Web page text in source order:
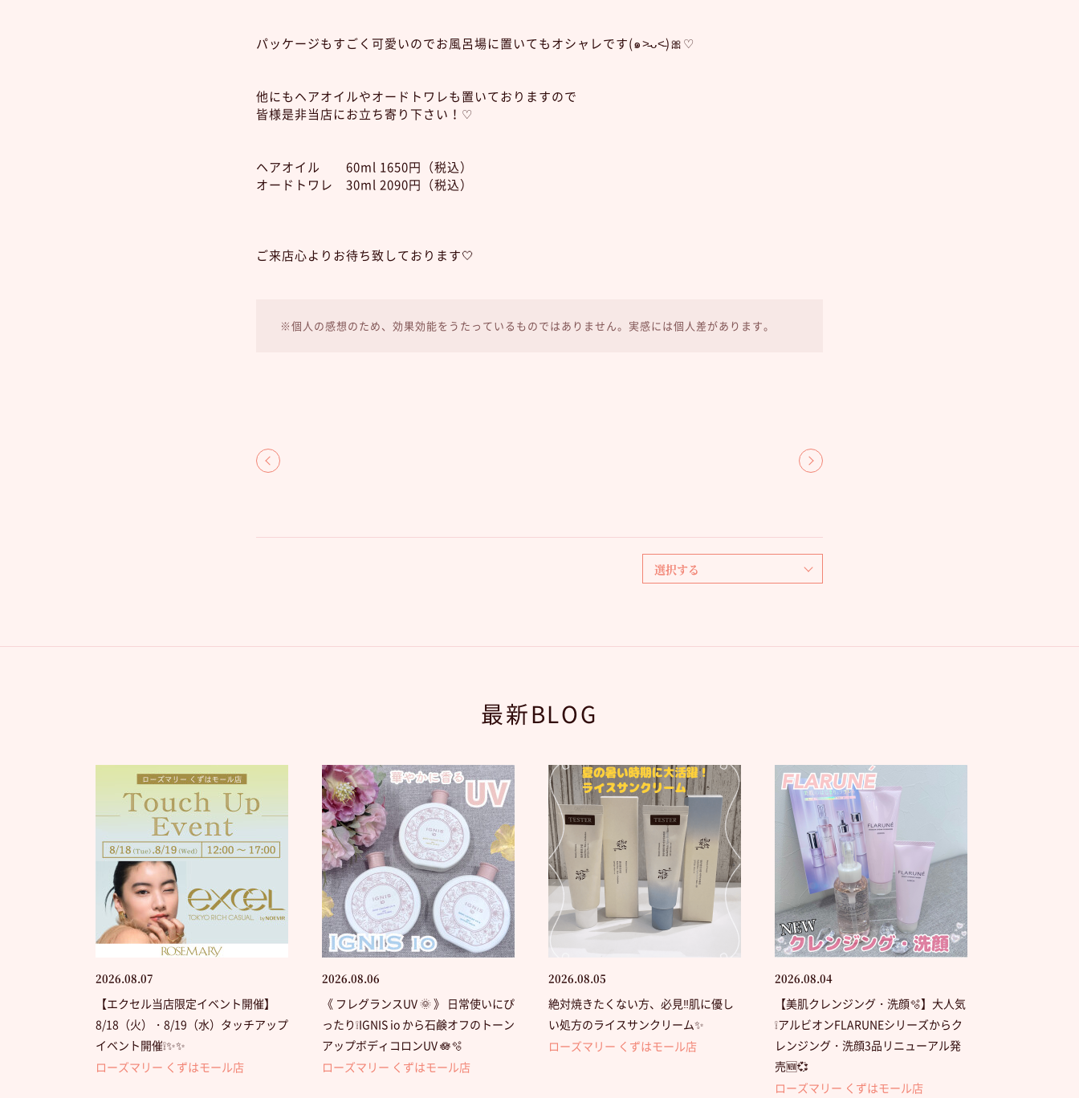
パッケージもすごく可愛いのでお風呂場に置いてもオシャレです(๑˃̵ᴗ˂̵)🎀♡
他にもヘアオイルやオードトワレも置いておりますので
皆様是非当店にお立ち寄り下さい！♡
ヘアオイル 60ml 1650円（税込）
オードトワレ 30ml 2090円（税込）
ご来店心よりお待ち致しております🤍
※個人の感想のため、効果効能をうたっているものではありません。実感には個人差があります。
最新BLOG
2026.08.07
【エクセル当店限定イベント開催】
8/18（火）・8/19（水）タッチアップ
イベント開催❕✨✨
ローズマリー くずはモール店
2026.08.06
《 フレグランスUV 🌞 》 日常使いにぴ
ったり❕IGNIS io から石鹸オフのトーン
アップボディコロンUV 🪷🫧
ローズマリー くずはモール店
2026.08.05
絶対焼きたくない方、必見‼️肌に優し
い処方のライスサンクリーム✨
ローズマリー くずはモール店
2026.08.04
【美肌クレンジング・洗顔🫧】大人気
❕アルビオンFLARUNEシリーズからク
レンジング・洗顔3品リニューアル発
売🆕💞
ローズマリー くずはモール店